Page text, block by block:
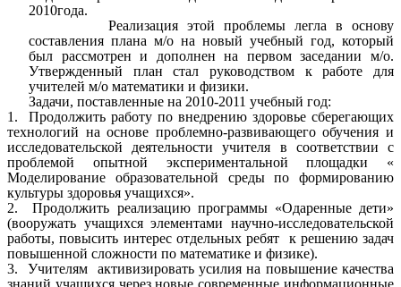
2010года.
Реализация этой проблемы легла в основу
составления плана м/о на новый учебный год, который
был рассмотрен и дополнен на первом заседании м/о.
Утвержденный план стал руководством к работе для
учителей м/о математики и физики.
Задачи, поставленные на 2010-2011 учебный год:
1. Продолжить работу по внедрению здоровье сберегающих
технологий на основе проблемно-развивающего обучения и
исследовательской деятельности учителя в соответствии с
проблемой опытной экспериментальной площадки «
Моделирование образовательной среды по формированию
культуры здоровья учащихся».
2. Продолжить реализацию программы «Одаренные дети»
(вооружать учащихся элементами научно-исследовательской
работы, повысить интерес отдельных ребят к решению задач
повышенной сложности по математике и физике).
3. Учителям активизировать усилия на повышение качества
знаний учащихся через новые современные информационные